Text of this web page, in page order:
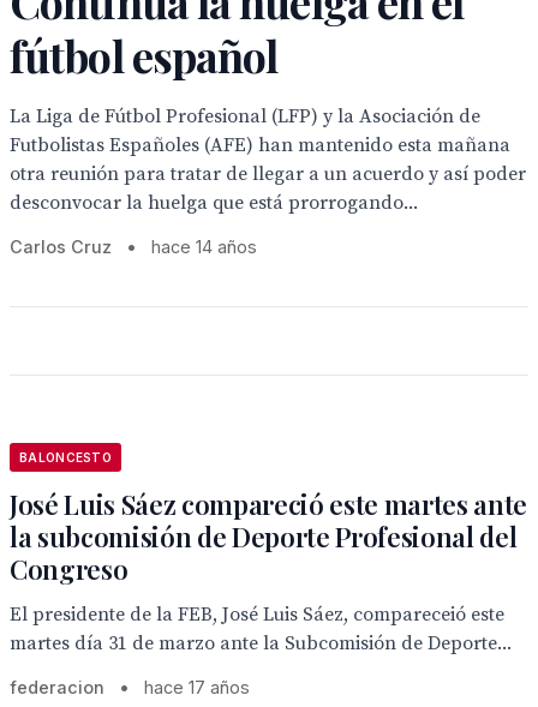
fútbol español
La Liga de Fútbol Profesional (LFP) y la Asociación de
Futbolistas Españoles (AFE) han mantenido esta mañana
otra reunión para tratar de llegar a un acuerdo y así poder
desconvocar la huelga que está prorrogando...
Carlos Cruz • hace 14 años
BALONCESTO
José Luis Sáez compareció este martes ante
la subcomisión de Deporte Profesional del
Congreso
El presidente de la FEB, José Luis Sáez, compareceió este
martes día 31 de marzo ante la Subcomisión de Deporte...
federacion • hace 17 años